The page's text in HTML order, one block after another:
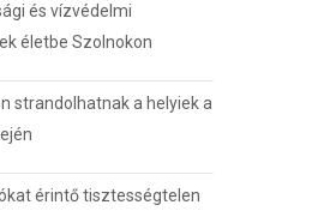
és vízvédelmi
életbe Szolnokon
strandolhatnak a helyiek a
érintő tisztességtelen